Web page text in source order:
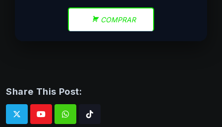
COMPRAR
Share This Post:
WhatsappTiktok